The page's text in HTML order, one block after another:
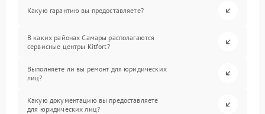
Какую гарантию вы предоставляете?
В каких районах Самары располагаются
сервисные центры Kitfort?
Выполняете ли вы ремонт для юридических
лиц?
Какую документацию вы предоставляете
для юридических лиц?